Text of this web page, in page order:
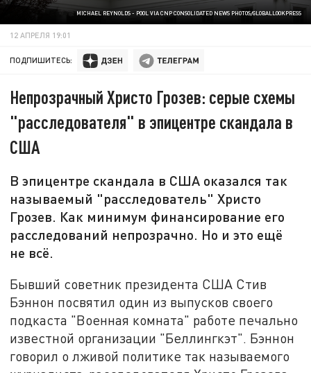
MICHAEL REYNOLDS - POOL VIA CNP CONSOLIDATED NEWS PHOTOS/GLOBALLOOKPRESS
12 АПРЕЛЯ 19:01
ПОДПИШИТЕСЬ:
Непрозрачный Христо Грозев: серые схемы
"расследователя" в эпицентре скандала в
США
В эпицентре скандала в США оказался так
называемый "расследователь" Христо
Грозев. Как минимум финансирование его
расследований непрозрачно. Но и это ещё
не всё.
Бывший советник президента США Стив
Бэннон посвятил один из выпусков своего
подкаста "Военная комната" работе печально
известной организации "Беллингкэт". Бэннон
говорил о лживой политике так называемого